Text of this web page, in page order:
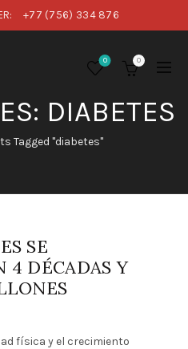
+77 (756) 334 876
0 0
DIABETES
Tagged "diabetes"
SE
4 DÉCADAS Y
física y el crecimiento